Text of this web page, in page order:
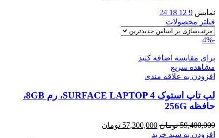
نمایش 9
12
18
24
فیلتر محصولات
-4%
برای مقایسه اضافه کنید
مشاهده سریع
افزودن به علاقه مندی
لپ تاپ استوک SURFACE LAPTOP 4، رم 8GB،
حافظه 256G
59,400,000 تومان قیمت
اصلی
57,300,000 تومان
افزودن به سبد خرید